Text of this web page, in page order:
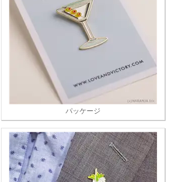
パッケージ